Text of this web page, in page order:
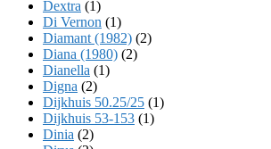
Dextra (1)
Di Vernon (1)
Diamant (1982) (2)
Diana (1980) (2)
Dianella (1)
Digna (2)
Dijkhuis 50.25/25 (1)
Dijkhuis 53-153 (1)
Dinia (2)